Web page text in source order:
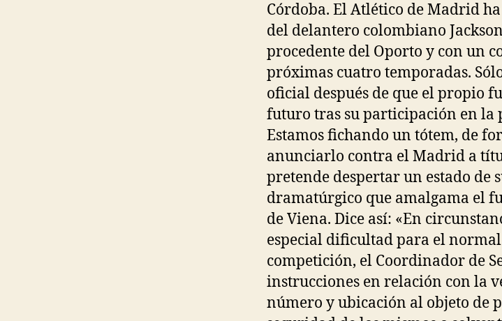
Córdoba. El Atlético de Madrid
del delantero colombiano
procedente del Oporto y con un
próximas cuatro temporadas.
oficial después de que el propio
futuro tras su participación en la
Estamos fichando un tótem, de
anunciarlo contra el Madrid a
pretende despertar un estado de
dramatúrgico que amalgama el
de Viena. Dice así: «En
especial dificultad para el
competición, el Coordinador de
instrucciones en relación con la
número y ubicación al objeto de